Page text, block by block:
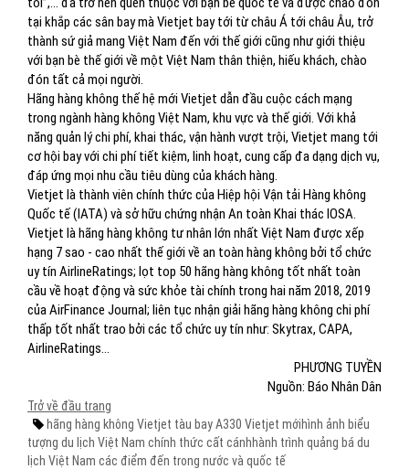
tại khắp các sân bay mà Vietjet bay tới từ châu Á tới châu Âu, trở
thành sứ giả mang Việt Nam đến với thế giới cũng như giới thiệu
với bạn bè thế giới về một Việt Nam thân thiện, hiếu khách, chào
đón tất cả mọi người.
Hãng hàng không thế hệ mới Vietjet dẫn đầu cuộc cách mạng
trong ngành hàng không Việt Nam, khu vực và thế giới. Với khả
năng quản lý chi phí, khai thác, vận hành vượt trội, Vietjet mang tới
cơ hội bay với chi phí tiết kiệm, linh hoạt, cung cấp đa dạng dịch vụ,
đáp ứng mọi nhu cầu tiêu dùng của khách hàng.
Vietjet là thành viên chính thức của Hiệp hội Vận tải Hàng không
Quốc tế (IATA) và sở hữu chứng nhận An toàn Khai thác IOSA.
Vietjet là hãng hàng không tư nhân lớn nhất Việt Nam được xếp
hạng 7 sao - cao nhất thế giới về an toàn hàng không bởi tổ chức
uy tín AirlineRatings; lọt top 50 hãng hàng không tốt nhất toàn
cầu về hoạt động và sức khỏe tài chính trong hai năm 2018, 2019
của AirFinance Journal; liên tục nhận giải hãng hàng không chi phí
thấp tốt nhất trao bởi các tổ chức uy tín như: Skytrax, CAPA,
AirlineRatings...
PHƯƠNG TUYỀN
Nguồn: Báo Nhân Dân
Trở về đầu trang
hãng hàng không Vietjet tàu bay A330 Vietjet mớihình ảnh biểu
tượng du lịch Việt Nam chính thức cất cánhhành trình quảng bá du
lịch Việt Nam các điểm đến trong nước và quốc tế